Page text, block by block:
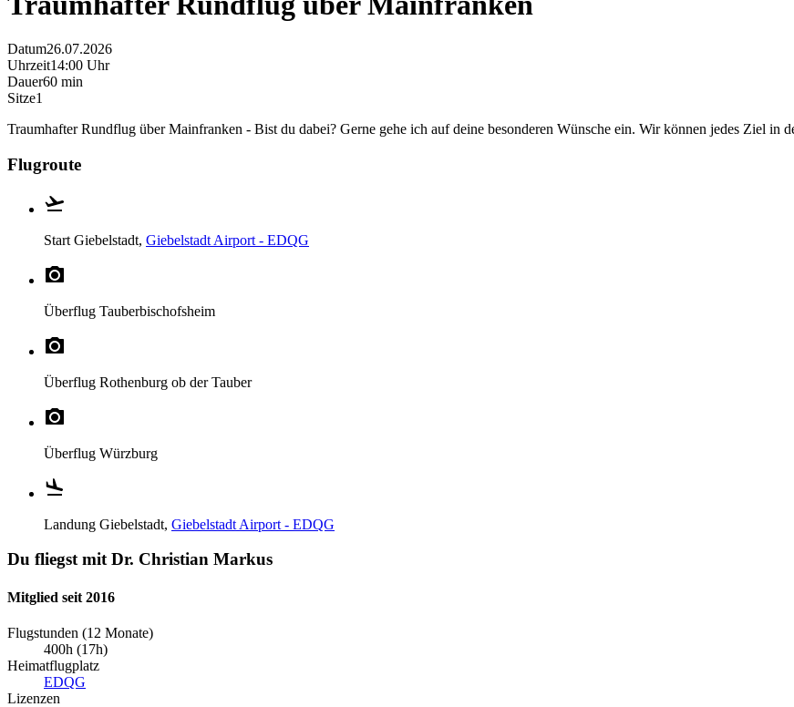
Datum26.07.2026
Uhrzeit14:00 Uhr
Dauer60 min
Sitze1
Traumhafter Rundflug über Mainfranken - Bist du dabei? Gerne gehe ich auf deine besonderen Wünsche ein. Wir können jedes Ziel in
Flugroute
Start Giebelstadt, Giebelstadt Airport - EDQG
Überflug Tauberbischofsheim
Überflug Rothenburg ob der Tauber
Überflug Würzburg
Landung Giebelstadt, Giebelstadt Airport - EDQG
Du fliegst mit Dr. Christian Markus
Mitglied seit 2016
Flugstunden (12 Monate)
400h (17h)
Heimatflugplatz
EDQG
Lizenzen